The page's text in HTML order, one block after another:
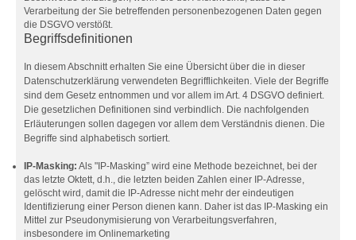
Verarbeitung der Sie betreffenden personenbezogenen Daten gegen
die DSGVO verstößt.
Begriffsdefinitionen
In diesem Abschnitt erhalten Sie eine Übersicht über die in dieser
Datenschutzerklärung verwendeten Begrifflichkeiten. Viele der Begriffe
sind dem Gesetz entnommen und vor allem im Art. 4 DSGVO definiert.
Die gesetzlichen Definitionen sind verbindlich. Die nachfolgenden
Erläuterungen sollen dagegen vor allem dem Verständnis dienen. Die
Begriffe sind alphabetisch sortiert.
IP-Masking: Als "IP-Masking” wird eine Methode bezeichnet, bei der
das letzte Oktett, d.h., die letzten beiden Zahlen einer IP-Adresse,
gelöscht wird, damit die IP-Adresse nicht mehr der eindeutigen
Identifizierung einer Person dienen kann. Daher ist das IP-Masking ein
Mittel zur Pseudonymisierung von Verarbeitungsverfahren,
insbesondere im Onlinemarketing